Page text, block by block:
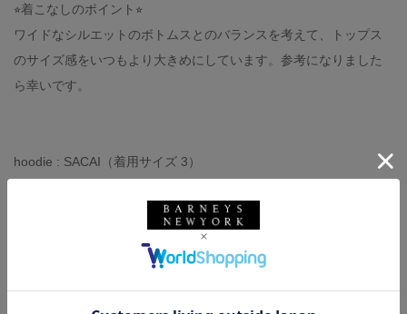
⭐︎着こなしのポイント⭐︎
ワイドなシルエットのボトムスとのバランスを考えて、トップス
のサイズ感をいつもより大きめにしています。参考になりました
ら幸いです。
hoodie : SACAI（着用サイズ 3）
pants : OUR LEGACY（着用サイズ 30）
shoes : NEW BALANCE（着用サイズ 27）
bag : MAISON MARGIELA
belt : ANDERSONS（着用サイズ 85）